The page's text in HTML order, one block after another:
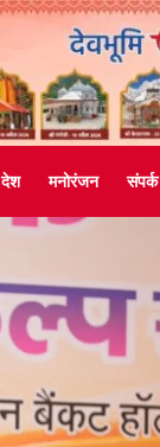
देश मनोरंजन